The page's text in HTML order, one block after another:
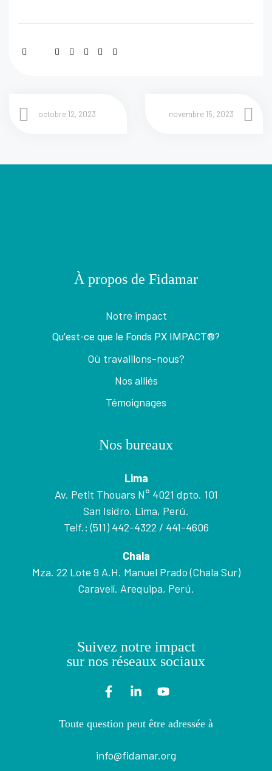
octobre 12, 2023 novembre 15, 2023
À propos de Fidamar
Notre impact
Qu’est-ce que le Fonds PX IMPACT®?
Où travaillons-nous?
Nos alliés
Témoignages
Nos bureaux
Lima
Av. Petit Thouars N° 4021 dpto. 101
San Isidro. Lima, Perú.
Telf.: (511) 442-4322 / 441-4606
Chala
Mza. 22 Lote 9 A.H. Manuel Prado (Chala Sur)
Caravelí. Arequipa, Perú.
Suivez notre impact
sur nos réseaux sociaux
Toute question peut être adressée à
info@fidamar.org